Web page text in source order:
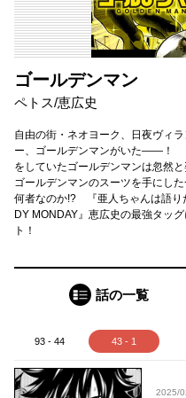
ゴールデンマン
ペトス/恵広史
自由の街・ネオヨーク、日夜ヴィ
ー、ゴールデンマンがいた――！
をしていたゴールデンマンは忽然
ゴールデンマンのスーツを手にし
何者なのか!? 『亜人ちゃんは語り
DY MONDAY』恵広史の最強タッ
ト！
話の一覧
93 - 44 43 - 1
2025/